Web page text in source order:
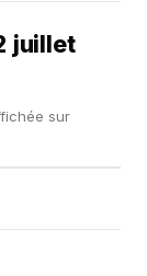
juillet
sur